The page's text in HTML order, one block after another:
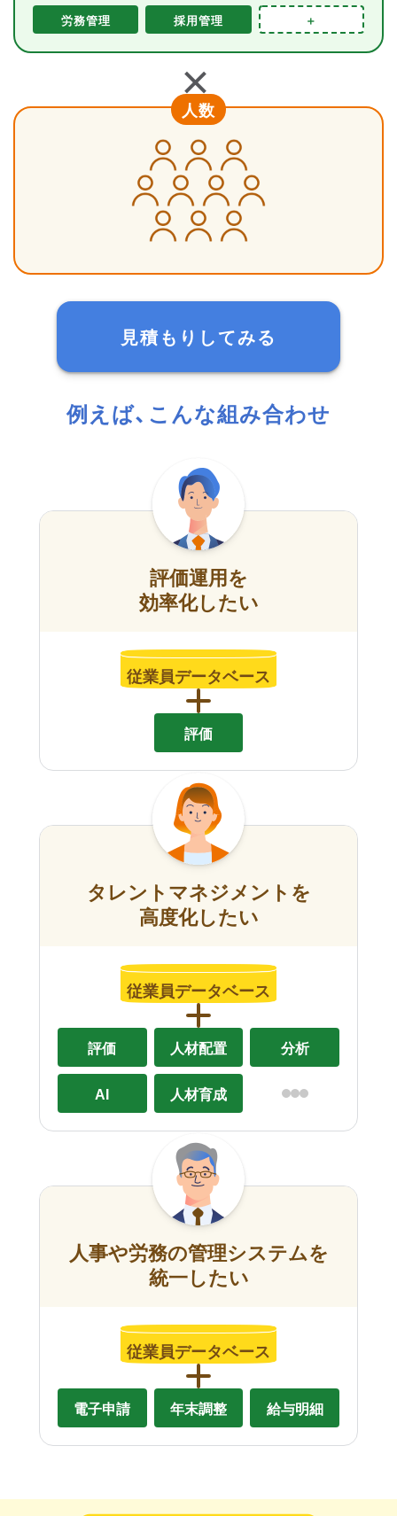
労務管理 採用管理 ＋
＋
人数
見積もりしてみる
例えば、こんな組み合わせ
評価運用を
効率化したい
従業員データベース
評価
タレントマネジメントを
高度化したい
従業員データベース
評価 人材配置 分析
AI 人材育成
人事や労務の管理システムを
統一したい
従業員データベース
電子申請 年末調整 給与明細